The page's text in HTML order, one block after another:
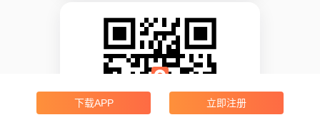
下载APP 立即注册